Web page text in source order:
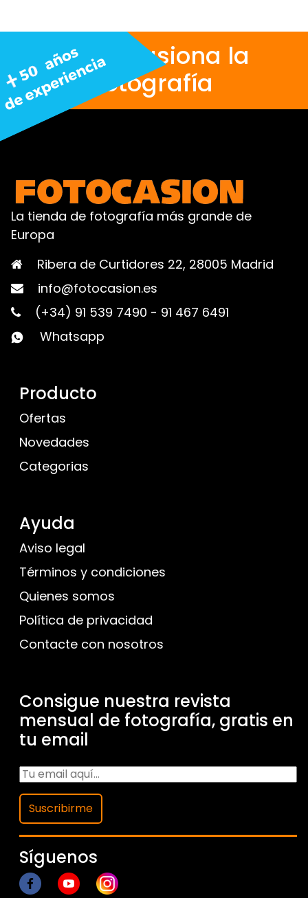
Nos apasiona la
fotografía
La tienda de fotografía más grande de
Europa
Ribera de Curtidores 22, 28005 Madrid
info@fotocasion.es
(+34) 91 539 7490 - 91 467 6491
Whatsapp
Producto
Ofertas
Novedades
Categorias
Ayuda
Aviso legal
Términos y condiciones
Quienes somos
Política de privacidad
Contacte con nosotros
Consigue nuestra revista
mensual de fotografía, gratis en
tu email
Suscribirme
Síguenos